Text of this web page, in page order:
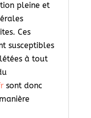
pleine et
Ces
susceptibles
à tout
sont donc